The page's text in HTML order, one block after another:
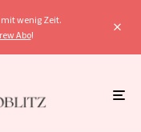
wenig Zeit.
Abo!